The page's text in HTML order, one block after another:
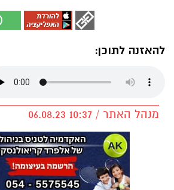
להאזנה לתוכן:
מנהל האתר / 10:37 06.08.23